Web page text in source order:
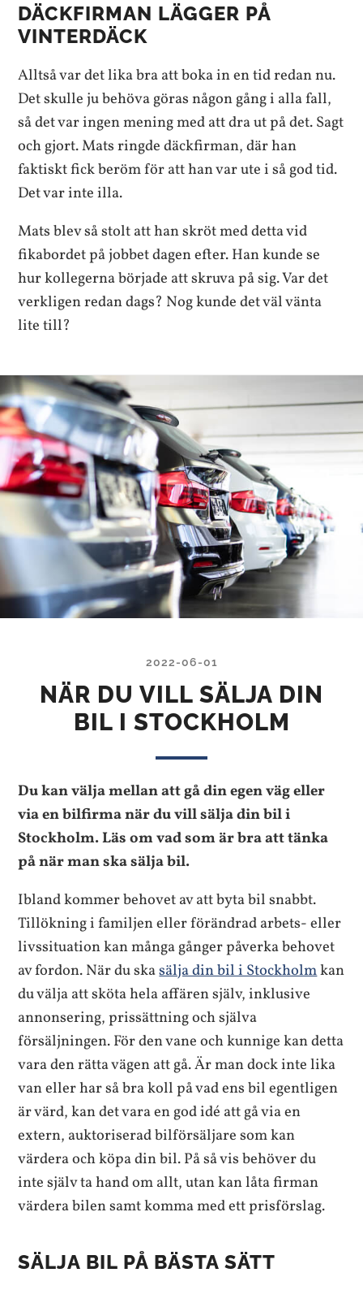
DÄCKFIRMAN LÄGGER PÅ
VINTERDÄCK
Alltså var det lika bra att boka in en tid redan nu.
Det skulle ju behöva göras någon gång i alla fall,
så det var ingen mening med att dra ut på det. Sagt
och gjort. Mats ringde däckfirman, där han
faktiskt fick beröm för att han var ute i så god tid.
Det var inte illa.
Mats blev så stolt att han skröt med detta vid
fikabordet på jobbet dagen efter. Han kunde se
hur kollegerna började att skruva på sig. Var det
verkligen redan dags? Nog kunde det väl vänta
lite till?
2022-06-01
NÄR DU VILL SÄLJA DIN
BIL I STOCKHOLM
Du kan välja mellan att gå din egen väg eller
via en bilfirma när du vill sälja din bil i
Stockholm. Läs om vad som är bra att tänka
på när man ska sälja bil.
Ibland kommer behovet av att byta bil snabbt.
Tillökning i familjen eller förändrad arbets- eller
livssituation kan många gånger påverka behovet
av fordon. När du skasälja din bil i Stockholmkan
du välja att sköta hela affären själv, inklusive
annonsering, prissättning och själva
försäljningen. För den vane och kunnige kan detta
vara den rätta vägen att gå. Är man dock inte lika
van eller har så bra koll på vad ens bil egentligen
är värd, kan det vara en god idé att gå via en
extern, auktoriserad bilförsäljare som kan
värdera och köpa din bil. På så vis behöver du
inte själv ta hand om allt, utan kan låta firman
värdera bilen samt komma med ett prisförslag.
SÄLJA BIL PÅ BÄSTA SÄTT